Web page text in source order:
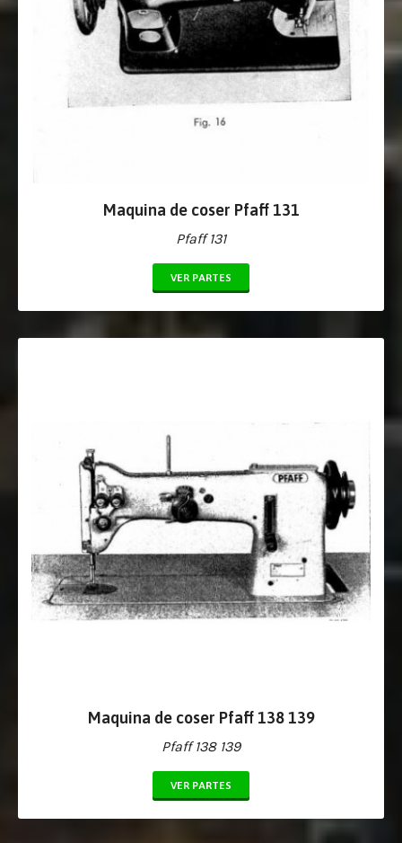
Maquina de coser Pfaff 131
Pfaff 131
VER PARTES
Maquina de coser Pfaff 138 139
Pfaff 138 139
VER PARTES